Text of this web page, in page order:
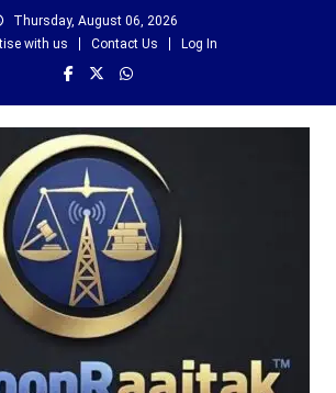
Thursday, August 06, 2026
with us
Contact Us Log In